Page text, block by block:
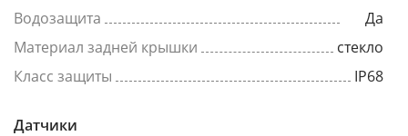
Водозащита
Да
Материал задней крышки
стекло
Класс защиты
IP68
Датчики